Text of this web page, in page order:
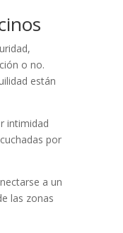
o no.
están
intimidad
por
a un
las zonas